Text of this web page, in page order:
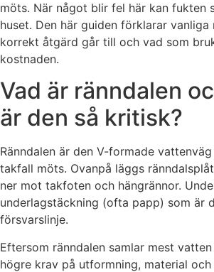
möts. När något blir fel här kan fukten
huset. Den här guiden förklarar vanliga
korrekt åtgärd går till och vad som
kostnaden.
Vad är ränndalen
är den så kritisk?
Ränndalen är den V-formade
takfall möts. Ovanpå läggs
ner mot takfoten och hängrännor.
underlagstäckning (ofta papp) som är
försvarslinje.
Eftersom ränndalen samlar mest
högre krav på utformning, material och